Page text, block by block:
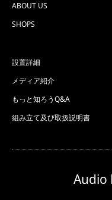
ABOUT US
SHOPS
設置詳細
メディア紹介
もっと知ろうQ&A
組み立て及び取扱説明書
Audio